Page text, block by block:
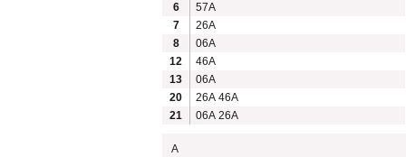
6
57A
7
26A
8
06A
12
46A
13
06A
20
26A 46A
21
06A 26A
A